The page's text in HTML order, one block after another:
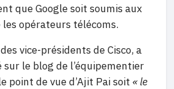
que Google soit soumis aux
opérateurs télécoms.
vice-présidents de Cisco, a
le blog de l’équipementier
point de vue d’Ajit Pai soit « le